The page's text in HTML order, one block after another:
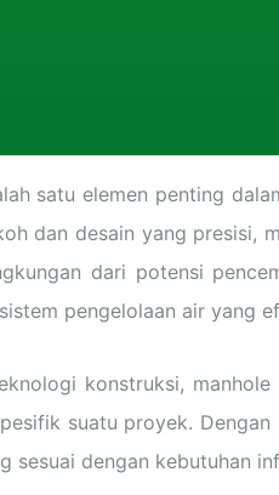
satu elemen penting
dan desain yang presisi,
dari potensi
pengelolaan air yang
konstruksi,
suatu proyek.
sesuai dengan kebutuhan